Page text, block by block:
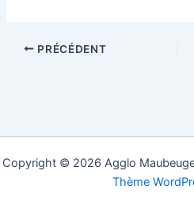
PRÉCÉDENT
Copyright © 2026 Agglo
Thème